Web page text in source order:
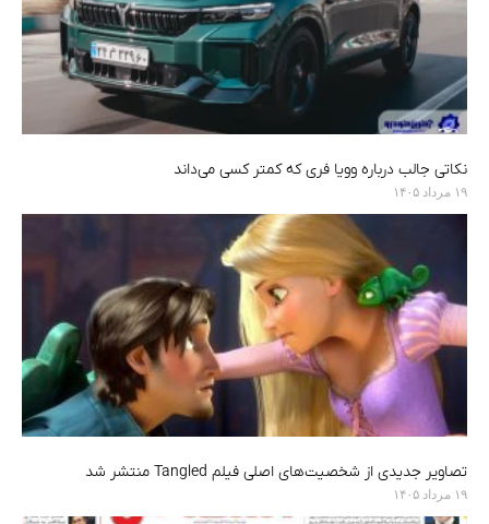
نکاتی جالب درباره وویا فری که کمتر کسی می‌داند
۱۹ مرداد ۱۴۰۵
تصاویر جدیدی از شخصیت‌های اصلی فیلم Tangled منتشر شد
۱۹ مرداد ۱۴۰۵